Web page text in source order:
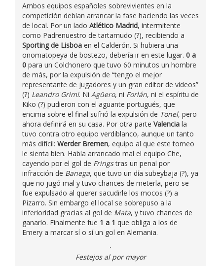
Ambos equipos españoles sobrevivientes en la
competición debían arrancar la fase haciendo las veces
de local. Por un lado Atlético Madrid, intermitente
como Padrenuestro de tartamudo (?), recibiendo a
Sporting de Lisboa en el Calderón. Si hubiera una
onomatopeya de bostezo, debería ir en este lugar. 0 a
0 para un Colchonero que tuvo 60 minutos un hombre
de más, por la expulsión de “tengo el mejor
representante de jugadores y un gran editor de videos”
(?) Leandro Grimi. Ni Agüero, ni Forlán, ni el espíritu de
Kiko (?) pudieron con el aguante portugués, que
encima sobre el final sufrió la expulsión de Tonel, pero
ahora definirá en su casa. Por otra parte Valencia la
tuvo contra otro equipo verdiblanco, aunque un tanto
más difícil: Werder Bremen, equipo al que este torneo
le sienta bien. Había arrancado mal el equipo Che,
cayendo por el gol de Fringstras un penal por
infracción de Banega, que tuvo un día subeybaja (?), ya
que no jugó mal y tuvo chances de meterla, pero se
fue expulsado al querer sacudirle los mocos (?) a
Pizarro. Sin embargo el local se sobrepuso a la
inferioridad gracias al gol de Mata, y tuvo chances de
ganarlo. Finalmente fue 1 a 1 que obliga a los de
Emery a marcar sí o sí un gol en Alemania.
Festejos al por mayor